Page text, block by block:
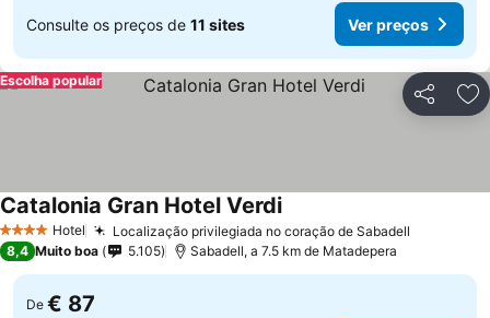
Consulte os preços de 11 sites Ver preços
Partilhar
Escolha popular
4 EstrelasHotel Localização privilegiada no coração de Sabadell
Catalonia Gran Hotel Verdi
8,4 Muito boa 5.105 Sabadell, a 7.5 km de Matadepera
De € 87